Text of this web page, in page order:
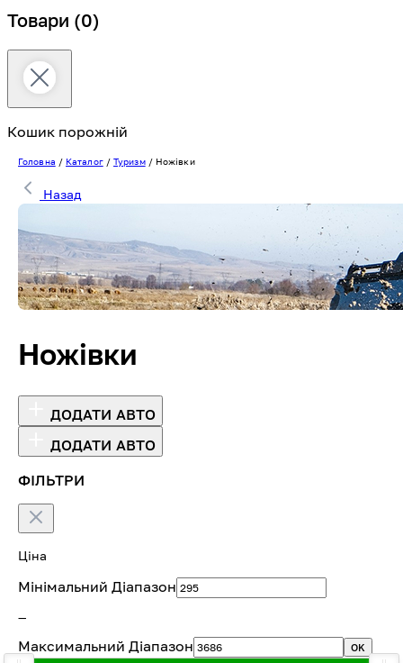
Товари (0)
Кошик порожній
Головна / Каталог/Туризм/ Ножівки
Назад
Ножівки
ДОДАТИ АВТО
ДОДАТИ АВТО
ФІЛЬТРИ
Ціна
Мінімальний Діапазон
—
Максимальний Діапазон OK